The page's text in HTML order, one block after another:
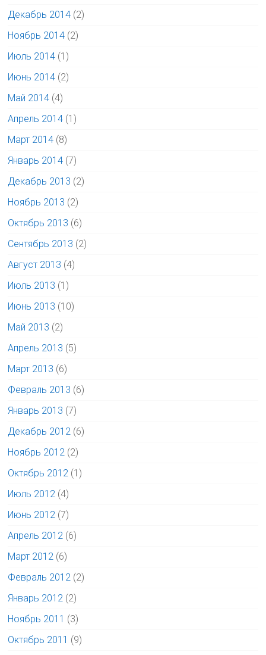
Декабрь 2014 (2)
Ноябрь 2014 (2)
Июль 2014 (1)
Июнь 2014 (2)
Май 2014 (4)
Апрель 2014 (1)
Март 2014 (8)
Январь 2014 (7)
Декабрь 2013 (2)
Ноябрь 2013 (2)
Октябрь 2013 (6)
Сентябрь 2013 (2)
Август 2013 (4)
Июль 2013 (1)
Июнь 2013 (10)
Май 2013 (2)
Апрель 2013 (5)
Март 2013 (6)
Февраль 2013 (6)
Январь 2013 (7)
Декабрь 2012 (6)
Ноябрь 2012 (2)
Октябрь 2012 (1)
Июль 2012 (4)
Июнь 2012 (7)
Апрель 2012 (6)
Март 2012 (6)
Февраль 2012 (2)
Январь 2012 (2)
Ноябрь 2011 (3)
Октябрь 2011 (9)